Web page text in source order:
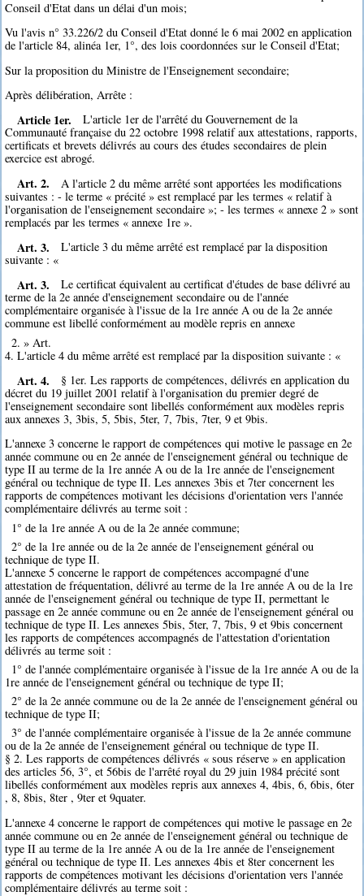
Conseil d'Etat dans un délai d'un mois;
Vu l'avis n° 33.226/2 du Conseil d'Etat donné le 6 mai 2002 en application
de l'article 84, alinéa 1er, 1°, des lois coordonnées sur le Conseil d'Etat;
Sur la proposition du Ministre de l'Enseignement secondaire;
Après délibération, Arrête :
Article 1er.
L'article 1er de l'arrêté du Gouvernement de la
Communauté française du 22 octobre 1998 relatif aux attestations, rapports,
certificats et brevets délivrés au cours des études secondaires de plein
exercice est abrogé.
Art. 2.
A l'article 2 du même arrêté sont apportées les modifications
suivantes : - le terme « précité » est remplacé par les termes « relatif à
l'organisation de l'enseignement secondaire »; - les termes « annexe 2 » sont
remplacés par les termes « annexe 1re ».
Art. 3.
L'article 3 du même arrêté est remplacé par la disposition
suivante : «
Art. 3.
Le certificat équivalent au certificat d'études de base délivré au
terme de la 2e année d'enseignement secondaire ou de l'année
complémentaire organisée à l'issue de la 1re année A ou de la 2e année
commune est libellé conformément au modèle repris en annexe
2. » Art.
4. L'article 4 du même arrêté est remplacé par la disposition suivante : «
Art. 4.
§ 1er. Les rapports de compétences, délivrés en application du
décret du 19 juillet 2001 relatif à l'organisation du premier degré de
l'enseignement secondaire sont libellés conformément aux modèles repris
aux annexes 3, 3bis, 5, 5bis, 5ter, 7, 7bis, 7ter, 9 et 9bis.
L'annexe 3 concerne le rapport de compétences qui motive le passage en 2e
année commune ou en 2e année de l'enseignement général ou technique de
type II au terme de la 1re année A ou de la 1re année de l'enseignement
général ou technique de type II. Les annexes 3bis et 7ter concernent les
rapports de compétences motivant les décisions d'orientation vers l'année
complémentaire délivrés au terme soit :
1° de la 1re année A ou de la 2e année commune;
2° de la 1re année ou de la 2e année de l'enseignement général ou
technique de type II.
L'annexe 5 concerne le rapport de compétences accompagné d'une
attestation de fréquentation, délivré au terme de la 1re année A ou de la 1re
année de l'enseignement général ou technique de type II, permettant le
passage en 2e année commune ou en 2e année de l'enseignement général ou
technique de type II. Les annexes 5bis, 5ter, 7, 7bis, 9 et 9bis concernent
les rapports de compétences accompagnés de l'attestation d'orientation
délivrés au terme soit :
1° de l'année complémentaire organisée à l'issue de la 1re année A ou de la
1re année de l'enseignement général ou technique de type II;
2° de la 2e année commune ou de la 2e année de l'enseignement général ou
technique de type II;
3° de l'année complémentaire organisée à l'issue de la 2e année commune
ou de la 2e année de l'enseignement général ou technique de type II.
§ 2. Les rapports de compétences délivrés « sous réserve » en application
des articles 56, 3°, et 56bis de l'arrêté royal du 29 juin 1984 précité sont
libellés conformément aux modèles repris aux annexes 4, 4bis, 6, 6bis, 6ter
, 8, 8bis, 8ter , 9ter et 9quater.
L'annexe 4 concerne le rapport de compétences qui motive le passage en 2e
année commune ou en 2e année de l'enseignement général ou technique de
type II au terme de la 1re année A ou de la 1re année de l'enseignement
général ou technique de type II. Les annexes 4bis et 8ter concernent les
rapports de compétences motivant les décisions d'orientation vers l'année
complémentaire délivrés au terme soit :